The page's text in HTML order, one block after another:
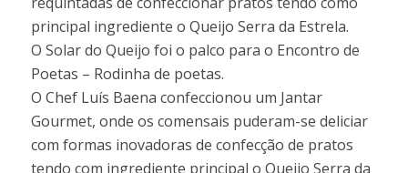
principal ingrediente o Queijo Serra da Estrela.
O Solar do Queijo foi o palco para o Encontro de
Poetas – Rodinha de poetas.
O Chef Luís Baena confeccionou um Jantar
Gourmet, onde os comensais puderam-se deliciar
com formas inovadoras de confecção de pratos
tendo com ingrediente principal o Queijo Serra da